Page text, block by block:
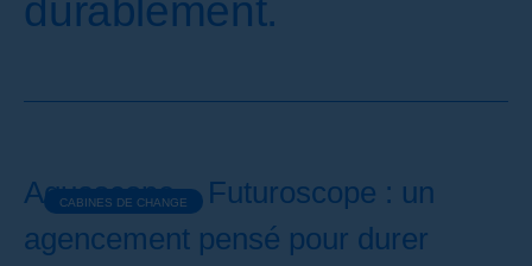
durablement.
Aquascope – Futuroscope : un
agencement pensé pour durer
CABINES DE CHANGE